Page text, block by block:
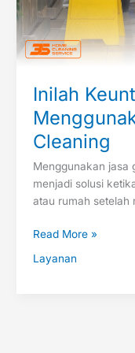
Inilah
Cleaning
Menggunakan jasa
menjadi solusi
atau rumah
Read More »
Layanan